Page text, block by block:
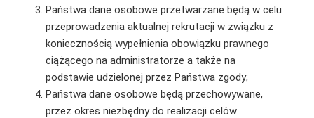
Państwa dane osobowe przetwarzane będą w celu
przeprowadzenia aktualnej rekrutacji w związku z
koniecznością wypełnienia obowiązku prawnego
ciążącego na administratorze a także na
podstawie udzielonej przez Państwa zgody;
Państwa dane osobowe będą przechowywane,
przez okres niezbędny do realizacji celów